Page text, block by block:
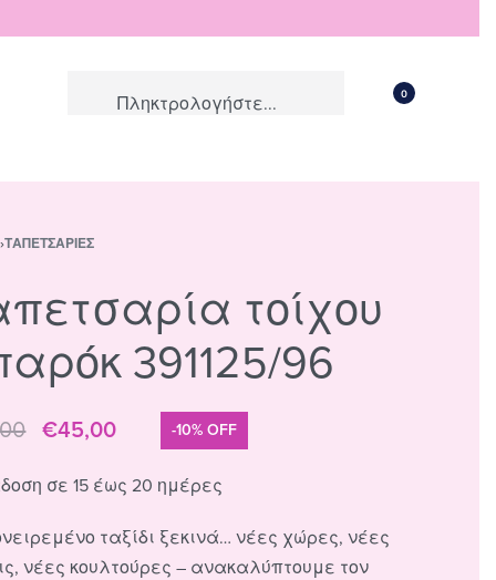
0
›ΤΑΠΕΤΣΑΡΊΕΣ
τοίχου
391125/96
€45,00 -10% OFF
σε 15 έως 20 ημέρες
ταξίδι ξεκινά… νέες χώρες, νέες
νέες κουλτούρες – ανακαλύπτουμε τον